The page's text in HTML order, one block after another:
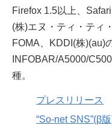
Firefox 1.5以上、
(株)エヌ・ティ・ティ
FOMA、KDDI(株)(au)
INFOBAR/A5000/
種。
プレスリリース
“So-net SNS”(β